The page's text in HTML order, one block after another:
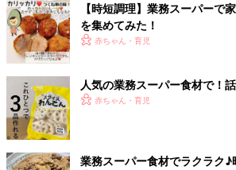
【時短調理】業務スーパーで
を集めてみた！
赤ちゃん・育児
人気の業務スーパー食材で！
赤ちゃん・育児
業務スーパー食材でラクラク